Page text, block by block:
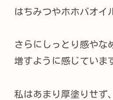
はちみつやホホバオイ
さらにしっとり感やな
増すように感じていま
私はあまり厚塗りせず、